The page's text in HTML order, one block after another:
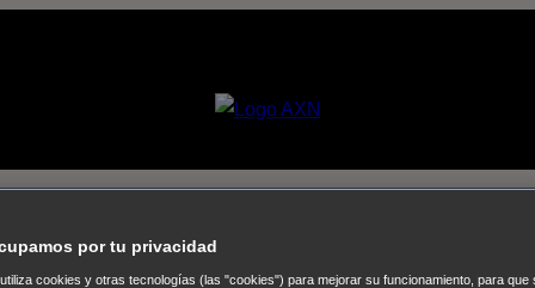
por tu privacidad
cookies y otras tecnologías (las "cookies") para mejorar su funcionamiento, para que